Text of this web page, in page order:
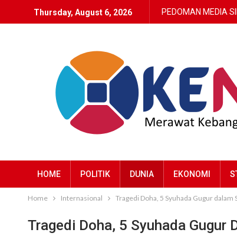
Thursday, August 6, 2026 PEDOMAN MEDIA
HOME POLITIK DUNIA EKONOMI
Home Internasional Tragedi Doha, 5 Syuhada Gugur dalam
Tragedi Doha, 5 Syuhada Gugur